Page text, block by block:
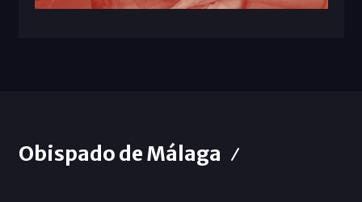
Obispado de Málaga